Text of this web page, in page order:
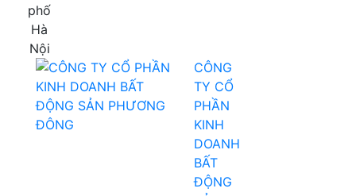
phố
Hà
Nội
CÔNG
TY CỔ
PHẦN
KINH
DOANH
BẤT
ĐỘNG